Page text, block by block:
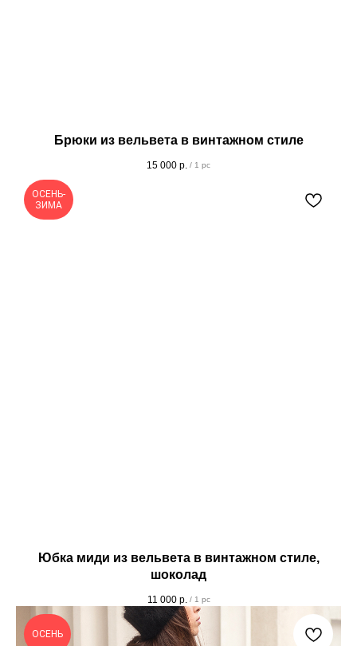
Брюки из вельвета в винтажном стиле
15 000 р. / 1 pc
ОСЕНЬ-
ЗИМА
Юбка миди из вельвета в винтажном стиле,
шоколад
11 000 р. / 1 pc
ОСЕНЬ